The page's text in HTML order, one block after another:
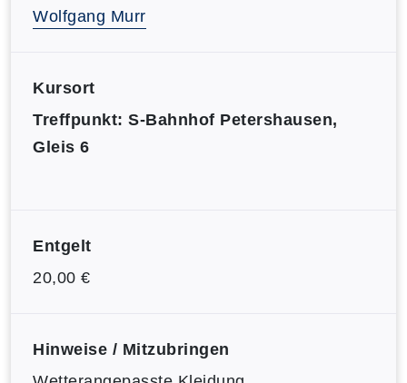
Wolfgang Murr
Kursort
Treffpunkt: S-Bahnhof Petershausen,
Gleis 6
Entgelt
20,00 €
Hinweise / Mitzubringen